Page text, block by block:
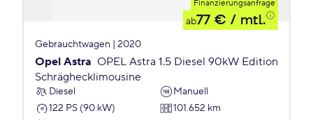
Finanzierungsanfrage
ab77 € / mtl.
Gebrauchtwagen | 2020
Opel Astra OPEL Astra 1.5 Diesel 90kW Edition
Schräghecklimousine
Diesel
Manuell
122 PS (90 kW)
101.652 km